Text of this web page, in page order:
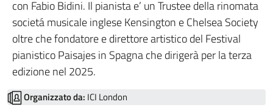
con Fabio Bidini. Il pianista e’ un Trustee della rinomata
societá musicale inglese Kensington e Chelsea Society
oltre che fondatore e direttore artistico del Festival
pianistico Paisajes in Spagna che dirigerà per la terza
edizione nel 2025.
Organizzato da: ICI London